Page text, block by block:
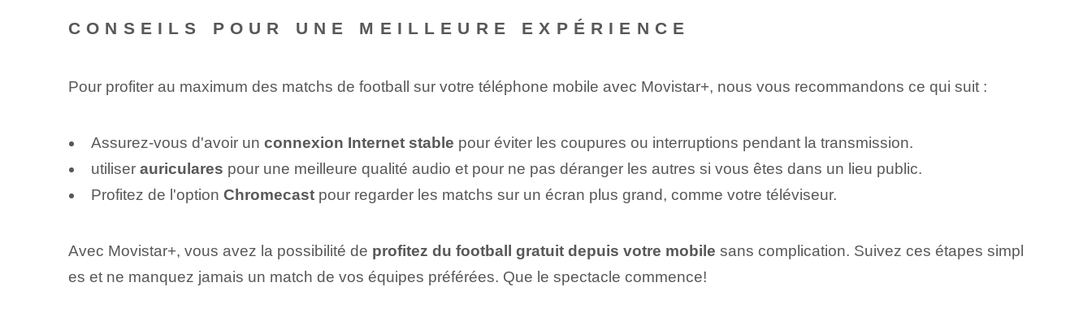
CONSEILS POUR UNE MEILLEURE EXPÉRIENCE
Pour profiter au maximum des matchs de football sur votre téléphone mobile avec Movistar+, nous vous recommandons ce qui suit :
Assurez-vous d'avoir un connexion Internet stable pour éviter les coupures ou interruptions pendant la transmission.
utiliser auriculares pour une meilleure qualité audio et pour ne pas déranger les autres si vous êtes dans un lieu public.
Profitez de l'option⁢‌ Chromecastpour regarder les matchs sur un écran plus grand, comme votre téléviseur.
Avec Movistar+, vous avez la possibilité de profitez du football gratuit depuis votre mobile sans complication. ⁢Suivez ces étapes simpl
es et ne manquez jamais un match de vos équipes préférées. Que le spectacle commence!